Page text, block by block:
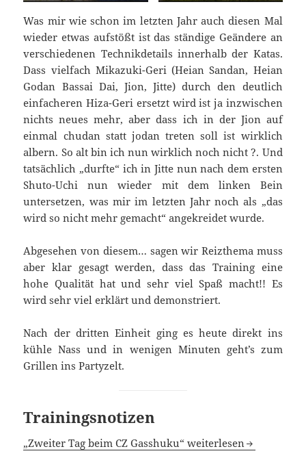
Was mir wie schon im letzten Jahr auch diesen Mal
wieder etwas aufstößt ist das ständige Geändere an
verschiedenen Technikdetails innerhalb der Katas.
Dass vielfach Mikazuki-Geri (Heian Sandan, Heian
Godan Bassai Dai, Jion, Jitte) durch den deutlich
einfacheren Hiza-Geri ersetzt wird ist ja inzwischen
nichts neues mehr, aber dass ich in der Jion auf
einmal chudan statt jodan treten soll ist wirklich
albern. So alt bin ich nun wirklich noch nicht ?. Und
tatsächlich „durfte“ ich in Jitte nun nach dem ersten
Shuto-Uchi nun wieder mit dem linken Bein
untersetzen, was mir im letzten Jahr noch als „das
wird so nicht mehr gemacht“ angekreidet wurde.
Abgesehen von diesem… sagen wir Reizthema muss
aber klar gesagt werden, dass das Training eine
hohe Qualität hat und sehr viel Spaß macht!! Es
wird sehr viel erklärt und demonstriert.
Nach der dritten Einheit ging es heute direkt ins
kühle Nass und in wenigen Minuten geht’s zum
Grillen ins Partyzelt.
Trainingsnotizen
„Zweiter Tag beim CZ Gasshuku“ weiterlesen